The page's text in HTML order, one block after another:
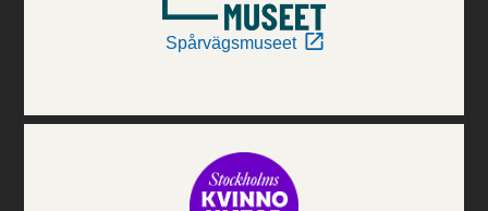
Spårvägsmuseet